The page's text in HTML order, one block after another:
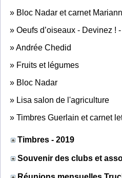
» Bloc Nadar et carnet
» Oeufs d’oiseaux - Devinez !
»Andrée Chedid
» Fruits et légumes
» Bloc Nadar
» Lisa salon de l'agriculture
» Timbres Guerlain et carnet
Timbres - 2019
Souvenir des clubs et